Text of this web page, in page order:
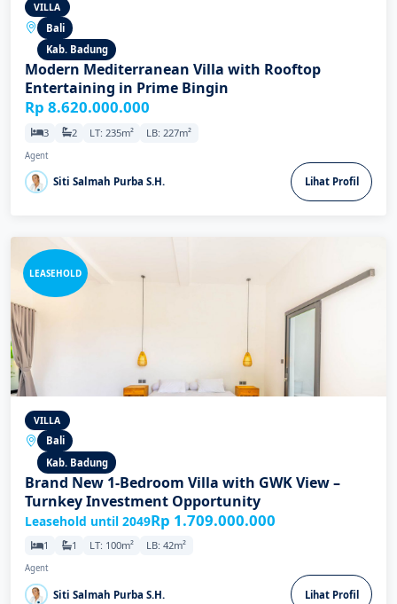
VILLA
Bali
Kab. Badung
Modern Mediterranean Villa with Rooftop
Entertaining in Prime Bingin
Rp 8.620.000.000
3 2 LT: 235m² LB: 227m²
Agent
Siti Salmah Purba S.H. Lihat Profil
LEASEHOLD
VILLA
Bali
Kab. Badung
Brand New 1-Bedroom Villa with GWK View –
Turnkey Investment Opportunity
Leasehold until 2049Rp 1.709.000.000
1 1 LT: 100m² LB: 42m²
Agent
Siti Salmah Purba S.H. Lihat Profil